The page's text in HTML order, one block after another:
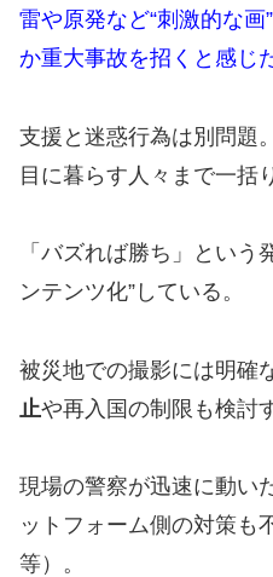
雷や原発など“刺激的な
か重大事故を招くと感じ
支援と迷惑行為は別問題
目に暮らす人々まで一括
「バズれば勝ち」という
ンテンツ化”している。
被災地での撮影には明確
止や再入国の制限も検討
現場の警察が迅速に動い
ットフォーム側の対策も
等）。